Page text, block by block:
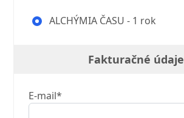
ALCHÝMIA ČASU - 1 rok
Fakturačné údaje
E-mail*